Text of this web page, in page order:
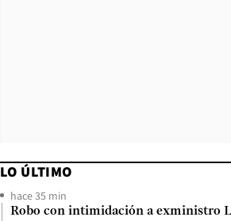
LO ÚLTIMO
hace 35 min
Robo con intimidación a exministro